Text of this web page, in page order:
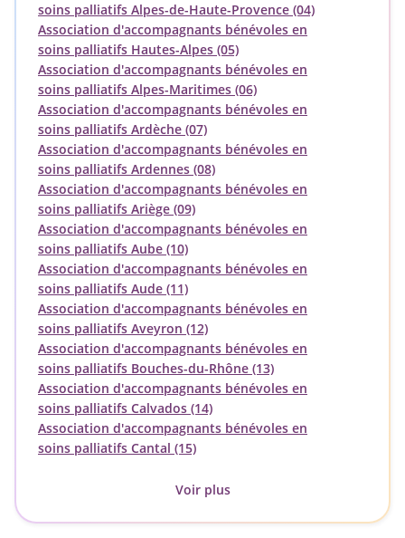
soins palliatifs Alpes-de-Haute-Provence (04)
Association d'accompagnants bénévoles en
soins palliatifs Hautes-Alpes (05)
Association d'accompagnants bénévoles en
soins palliatifs Alpes-Maritimes (06)
Association d'accompagnants bénévoles en
soins palliatifs Ardèche (07)
Association d'accompagnants bénévoles en
soins palliatifs Ardennes (08)
Association d'accompagnants bénévoles en
soins palliatifs Ariège (09)
Association d'accompagnants bénévoles en
soins palliatifs Aube (10)
Association d'accompagnants bénévoles en
soins palliatifs Aude (11)
Association d'accompagnants bénévoles en
soins palliatifs Aveyron (12)
Association d'accompagnants bénévoles en
soins palliatifs Bouches-du-Rhône (13)
Association d'accompagnants bénévoles en
soins palliatifs Calvados (14)
Association d'accompagnants bénévoles en
soins palliatifs Cantal (15)
Voir plus